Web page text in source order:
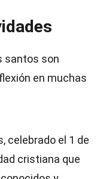
santos son
en muchas
celebrado el 1 de
cristiana que